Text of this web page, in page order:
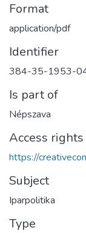
Format
application/pdf
Identifier
384-35-1953-
Is part of
Népszava
Access rights
https://
Subject
Iparpolitika
Type